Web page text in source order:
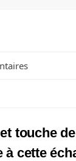
touche
à cette